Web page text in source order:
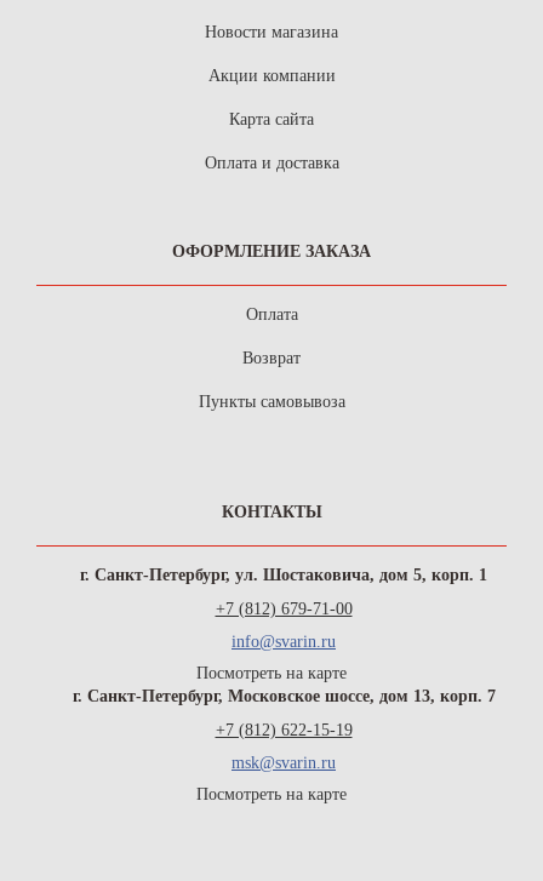
Новости магазина
Акции компании
Карта сайта
Оплата и доставка
ОФОРМЛЕНИЕ ЗАКАЗА
Оплата
Возврат
Пункты самовывоза
КОНТАКТЫ
г. Санкт-Петербург, ул. Шостаковича, дом 5, корп. 1
+7 (812) 679-71-00
info@svarin.ru
Посмотреть на карте
г. Санкт-Петербург, Московское шоссе, дом 13, корп. 7
+7 (812) 622-15-19
msk@svarin.ru
Посмотреть на карте